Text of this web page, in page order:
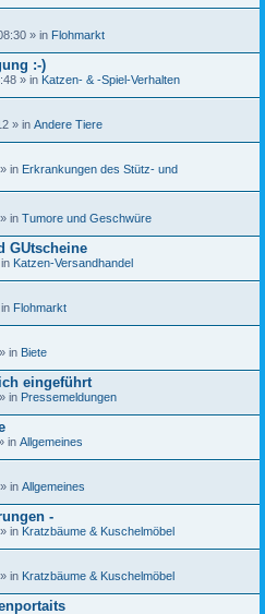
» in Flohmarkt
:-)
» in Katzen- & -Spiel-Verhalten
» in Andere Tiere
in Erkrankungen des Stütz- und
in Tumore und Geschwüre
GUtscheine
Katzen-Versandhandel
Flohmarkt
in Biete
eingeführt
in Pressemeldungen
in Allgemeines
in Allgemeines
-
in Kratzbäume & Kuschelmöbel
in Kratzbäume & Kuschelmöbel